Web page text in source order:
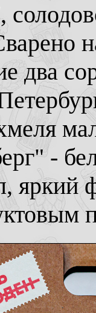
два
-
яркий